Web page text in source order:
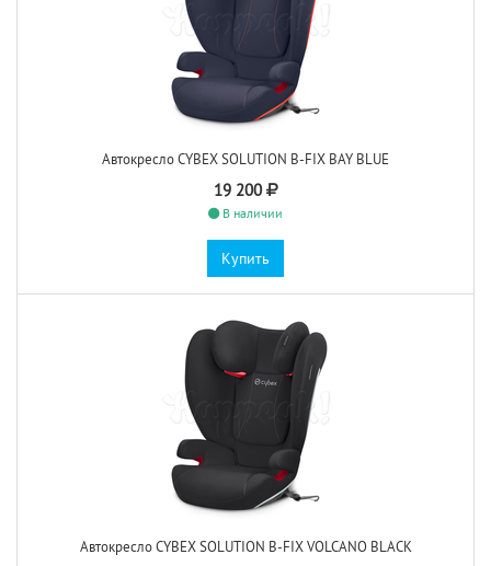
Автокресло CYBEX SOLUTION B-FIX BAY BLUE
19 200
В наличии
Купить
Автокресло CYBEX SOLUTION B-FIX VOLCANO BLACK